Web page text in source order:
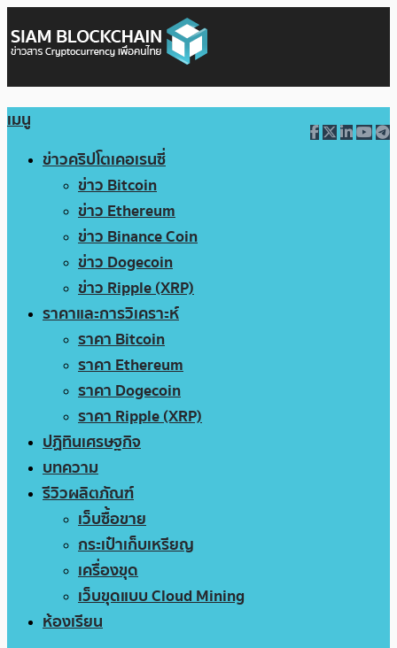
เมนู
ข่าวคริปโตเคอเรนซี่
ข่าว Bitcoin
ข่าว Ethereum
ข่าว Binance Coin
ข่าว Dogecoin
ข่าว Ripple (XRP)
ราคาและการวิเคราะห์
ราคา Bitcoin
ราคา Ethereum
ราคา Dogecoin
ราคา Ripple (XRP)
ปฏิทินเศรษฐกิจ
บทความ
รีวิวผลิตภัณฑ์
เว็บซื้อขาย
กระเป๋าเก็บเหรียญ
เครื่องขุด
เว็บขุดแบบ Cloud Mining
ห้องเรียน